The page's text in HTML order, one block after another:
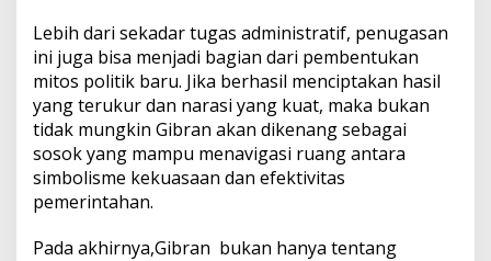
Lebih dari sekadar tugas administratif, penugasan
ini juga bisa menjadi bagian dari pembentukan
mitos politik baru. Jika berhasil menciptakan hasil
yang terukur dan narasi yang kuat, maka bukan
tidak mungkin Gibran akan dikenang sebagai
sosok yang mampu menavigasi ruang antara
simbolisme kekuasaan dan efektivitas
pemerintahan.
Pada akhirnya,Gibran bukan hanya tentang